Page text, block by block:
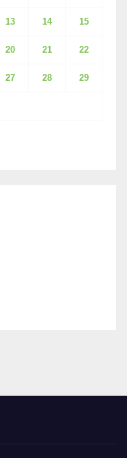
13 14 15
20 21 22
27 28 29